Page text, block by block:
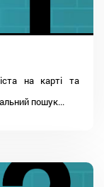
на карті та
пошук...